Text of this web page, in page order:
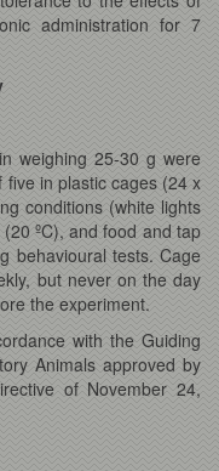
administration for 7
weighing 25-30 g were
in plastic cages (24 x
conditions (white lights
ºC), and food and tap
behavioural tests. Cage
but never on the day
the experiment.
with the Guiding
Animals approved by
of November 24,